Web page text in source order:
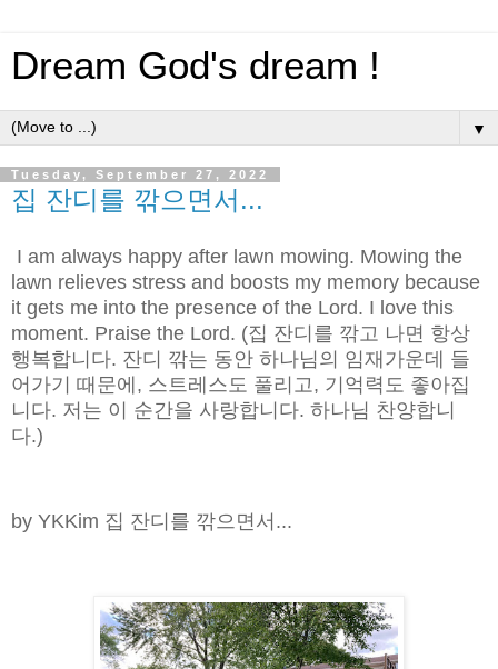
Dream God's dream !
▼
Tuesday, September 27, 2022
집 잔디를 깎으면서...
I am always happy after lawn mowing. Mowing the
lawn relieves stress and boosts my memory because
it gets me into the presence of the Lord. I love this
moment. Praise the Lord. (집 잔디를 깎고 나면 항상
행복합니다. 잔디 깎는 동안 하나님의 임재가운데 들
어가기 때문에, 스트레스도 풀리고, 기억력도 좋아집
니다. 저는 이 순간을 사랑합니다. 하나님 찬양합니
다.)
by YKKim 집 잔디를 깎으면서...